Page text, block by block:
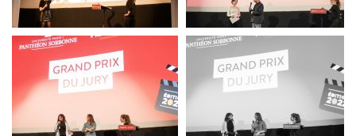
festival du film court festival du film court